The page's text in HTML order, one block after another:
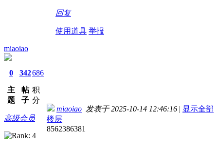
回复
使用道具 举报
miaoiao
0
主
题
342
帖
子
686
积
分
高级会员
miaoiao 发表于 2025-10-14 12:46:16 | 显示全部
楼层
8562386381